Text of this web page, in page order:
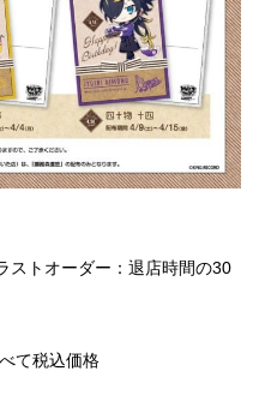
ストオーダー：退店時間の30
て税込価格